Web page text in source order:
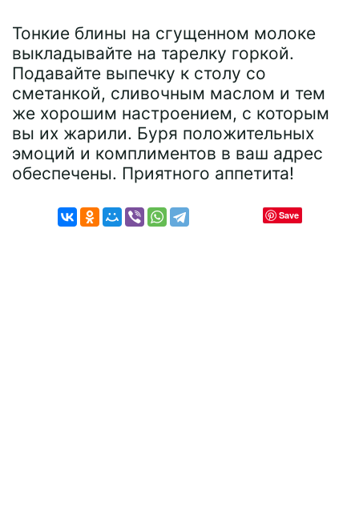
Тонкие блины на сгущенном молоке
выкладывайте на тарелку горкой.
Подавайте выпечку к столу со
сметанкой, сливочным маслом и тем
же хорошим настроением, с которым
вы их жарили. Буря положительных
эмоций и комплиментов в ваш адрес
обеспечены. Приятного аппетита!
Save